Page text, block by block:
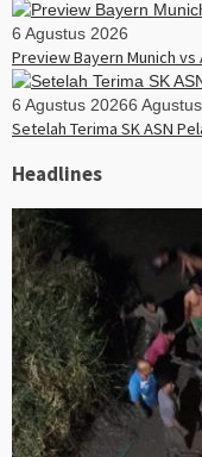
6 Agustus 2026
Preview Bayern Munich vs
6 Agustus 20266
Setelah Terima SK ASN
Headlines